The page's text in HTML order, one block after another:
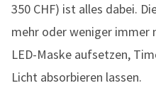
350 CHF) ist alles dabei.
mehr oder weniger immer
LED-Maske aufsetzen,
Licht absorbieren lassen.